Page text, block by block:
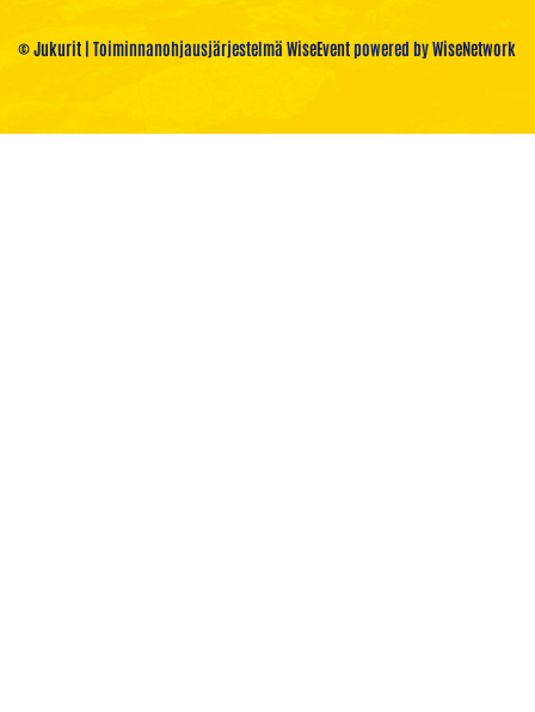
© Jukurit | Toiminnanohjausjärjestelmä WiseEventpowered byWiseNetwork